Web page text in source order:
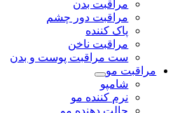
مراقبت بدن
مراقبت دور چشم
پاک کننده
مراقبت ناخن
ست مراقبت پوست و بدن
مراقبت مو
شامپو
نرم کننده مو
حالت دهنده مو